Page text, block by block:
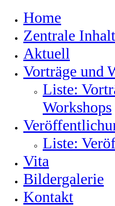
Home
Zentrale
Aktuell
Vorträge und
Liste:
Workshops
Liste:
Vita
Bildergalerie
Kontakt